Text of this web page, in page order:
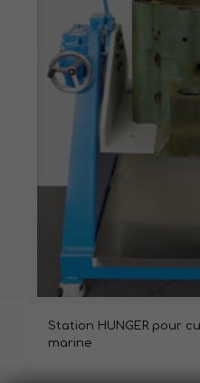
Station HUNGER pour
marine